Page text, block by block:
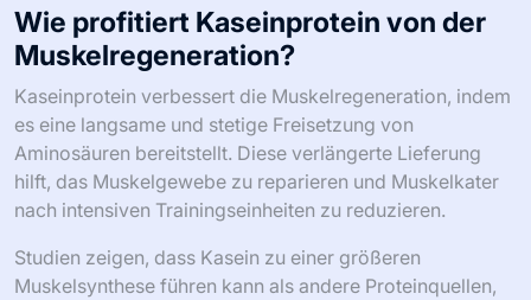
Wie profitiert Kaseinprotein von der
Muskelregeneration?
Kaseinprotein verbessert die Muskelregeneration, indem
es eine langsame und stetige Freisetzung von
Aminosäuren bereitstellt. Diese verlängerte Lieferung
hilft, das Muskelgewebe zu reparieren und Muskelkater
nach intensiven Trainingseinheiten zu reduzieren.
Studien zeigen, dass Kasein zu einer größeren
Muskelsynthese führen kann als andere Proteinquellen,